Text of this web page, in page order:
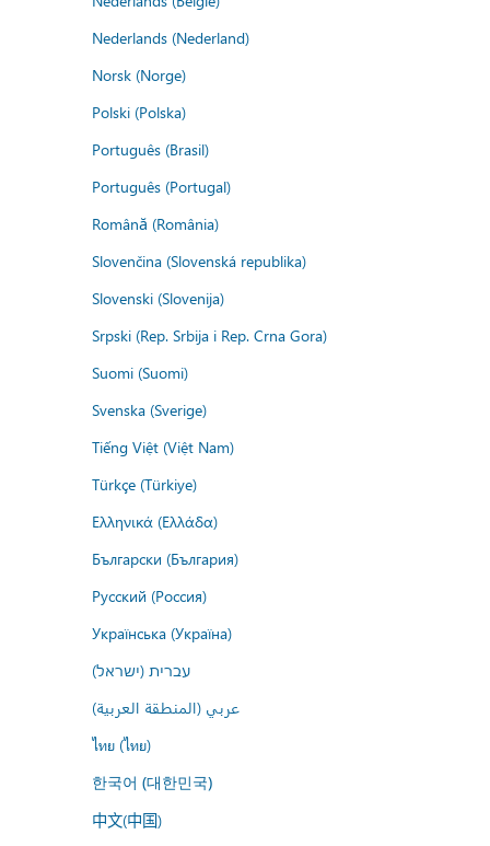
Nederlands (Nederland)
Norsk (Norge)
Polski (Polska)
Português (Brasil)
Português (Portugal)
Română (România)
Slovenčina (Slovenská republika)
Slovenski (Slovenija)
Srpski (Rep. Srbija i Rep. Crna Gora)
Suomi (Suomi)
Svenska (Sverige)
Tiếng Việt (Việt Nam)
Türkçe (Türkiye)
Ελληνικά (Ελλάδα)
Български (България)
Русский (Россия)
Українська (Україна)
עברית (ישראל)
عربي (المنطقة العربية)
ไทย (ไทย)
한국어 (대한민국)
中文(中国)